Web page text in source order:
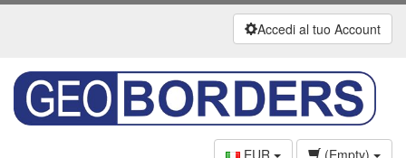
Accedi al tuo Account
EUR
(Empty)